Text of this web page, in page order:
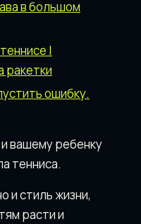
в большом
|
ракетки
ошибку.
вашему ребенку
тенниса.
и стиль жизни,
расти и